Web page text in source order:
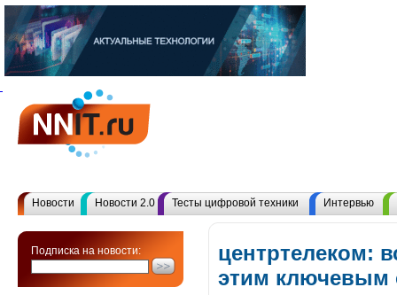
Новости Новости 2.0 Тесты цифровой техники Интервью
Подписка на новости:
центртелеком:
этим ключевым